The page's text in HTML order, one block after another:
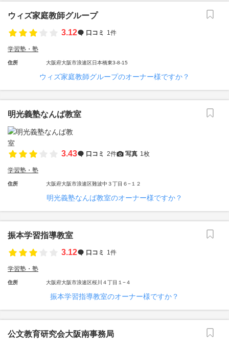
ウィズ家庭教師グループ
3.12
口コミ 1件
学習塾・塾
住所 大阪府大阪市浪速区日本橋東3-8-15
ウィズ家庭教師グループのオーナー様ですか？
明光義塾なんば教室
3.43 口コミ 2件 写真 1枚
学習塾・塾
住所 大阪府大阪市浪速区難波中３丁目６−１２
明光義塾なんば教室のオーナー様ですか？
振本学習指導教室
3.12
口コミ 1件
学習塾・塾
住所 大阪府大阪市浪速区桜川４丁目１−４
振本学習指導教室のオーナー様ですか？
公文教育研究会大阪南事務局